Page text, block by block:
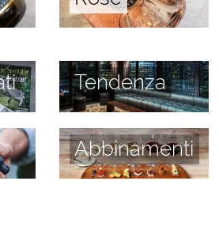
Tendenza
Abbinamenti